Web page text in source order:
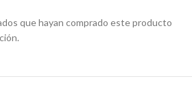
que hayan comprado este producto